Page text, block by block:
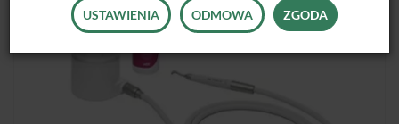
USTAWIENIA ODMOWA ZGODA